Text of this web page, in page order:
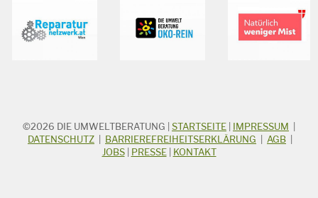
STICHWORTSUCHE
Suchbegriff
©2026 DIE UMWELTBERATUNG STARTSEITE IMPRESSUM
DATENSCHUTZ
BARRIEREFREIHEITSERKLÄRUNG AGB
JOBS| PRESSE| KONTAKT